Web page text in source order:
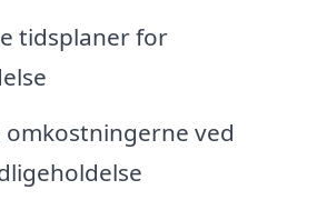
tidsplaner for
ved